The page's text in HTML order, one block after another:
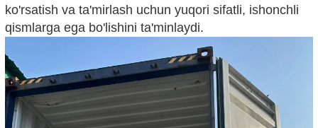
ko'rsatish va ta'mirlash uchun yuqori sifatli, ishonchli
qismlarga ega bo'lishini ta'minlaydi.